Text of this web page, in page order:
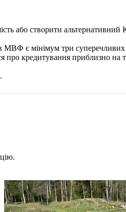
або створити альтернативний
МВФ є мінімум три
кредитування приблизно на